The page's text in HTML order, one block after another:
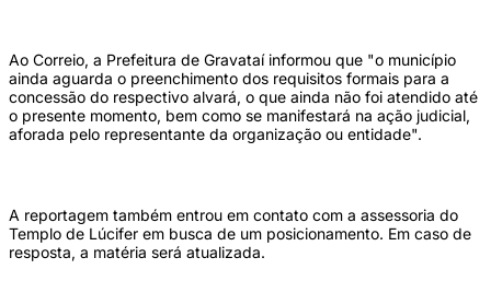
Ao Correio, a Prefeitura de Gravataí informou que "o município
ainda aguarda o preenchimento dos requisitos formais para a
concessão do respectivo alvará, o que ainda não foi atendido até
o presente momento, bem como se manifestará na ação judicial,
aforada pelo representante da organização ou entidade".
A reportagem também entrou em contato com a assessoria do
Templo de Lúcifer em busca de um posicionamento. Em caso de
resposta, a matéria será atualizada.